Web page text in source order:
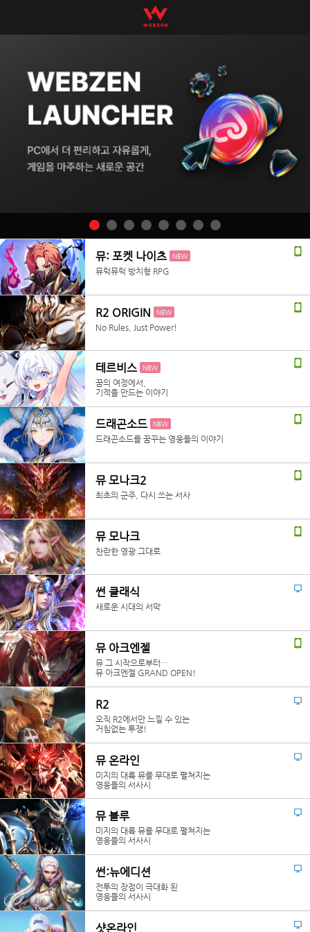
뮤: 포켓 나이츠 NEW
뮤럭뮤럭 방치형 RPG
R2 ORIGIN NEW
No Rules, Just Power!
테르비스 NEW
꿈의 여정에서,
기적을 만드는 이야기
드래곤소드 NEW
드래곤소드를 꿈꾸는 영웅들의 이야기
뮤 모나크2
최초의 군주, 다시 쓰는 서사
뮤 모나크
찬란한 영광 그대로
썬 클래식
새로운 시대의 서막
뮤 아크엔젤
뮤 그 시작으로부터…
뮤 아크엔젤 GRAND OPEN!
R2
오직 R2에서만 느낄 수 있는
거침없는 투쟁!
뮤 온라인
미지의 대륙 뮤를 무대로 펼쳐지는
영웅들의 서사시
뮤 블루
미지의 대륙 뮤를 무대로 펼쳐지는
영웅들의 서사시
썬:뉴에디션
전투의 장점이 극대화 된
영웅들의 서사시
샷온라인